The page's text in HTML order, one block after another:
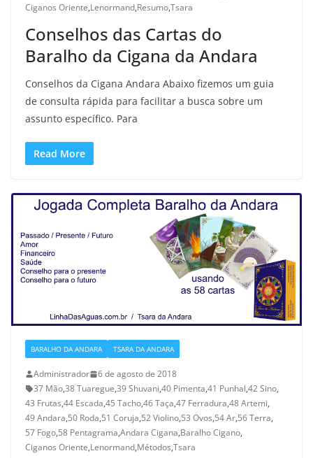
Ciganos Oriente,Lenormand,Resumo,Tsara
Conselhos das Cartas do
Baralho da Cigana da Andara
Conselhos da Cigana Andara Abaixo fizemos um guia
de consulta rápida para facilitar a busca sobre um
assunto específico. Para
Read More
BARALHO DA ANDARA TSARA DA ANDARA
Administrador
6 de agosto de 2018
37 Mão,38 Tuaregue,39 Shuvani,40 Pimenta,41 Punhal,42 Sino,
43 Frutas,44 Escada,45 Tacho,46 Taça,47 Ferradura,48 Artemi,
49 Andara,50 Roda,51 Coruja,52 Violino,53 Ovos,54 Ar,56 Terra,
57 Fogo,58 Pentagrama,Andara Cigana,Baralho Cigano,
Ciganos Oriente,Lenormand,Métodos,Tsara